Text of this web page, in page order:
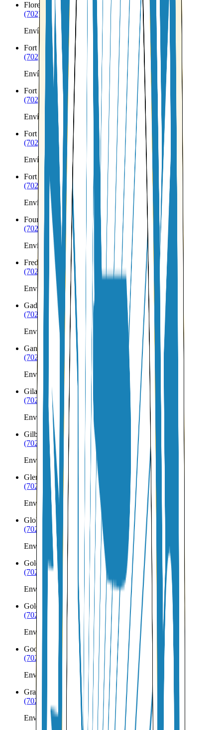
Florence
AZ
(702) 879-8299
Envíos a Nicaragua desde Florence
Fort Huachuca
AZ
(702) 879-8299
Envíos a Nicaragua desde Fort Huachuca
Fort McDowell
AZ
(702) 879-8299
Envíos a Nicaragua desde Fort McDowell
Fort Mohave AZ
(702) 879-8299
Envíos a Nicaragua desde Fort Mohave
Fort Thomas AZ
(702) 879-8299
Envíos a Nicaragua desde Fort Thomas
Fountain Hills AZ
(702) 879-8299
Envíos a Nicaragua desde Fountain Hills
Fredonia
AZ
(702) 879-8299
Envíos a Nicaragua desde Fredonia
Gadsden
AZ
(702) 879-8299
Envíos a Nicaragua desde Gadsden
Ganado
(702) 879-8299
Envíos a Nicaragua desde Ganado
Gila Bend
AZ
(702) 879-8299
Envíos a Nicaragua desde Gila Bend
Gilbert
AZ
(702) 879-8299
Envíos a Nicaragua desde Gilbert
Glendale AZ
(702) 879-8299
Envíos a Nicaragua desde Glendale
Globe
AZ
(702) 879-8299
Envíos a Nicaragua desde Globe
Gold Canyon
AZ
(702) 879-8299
Envíos a Nicaragua desde Gold Canyon
Golden Valley
AZ
(702) 879-8299
Envíos a Nicaragua desde Golden Valley
Goodyear
AZ
(702) 879-8299
Envíos a Nicaragua desde Goodyear
Grand Canyon
AZ
(702) 879-8299
Envíos a Nicaragua desde Grand Canyon